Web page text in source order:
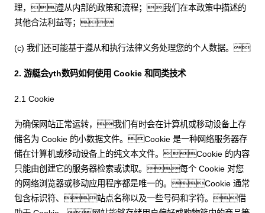
理，遵从内部的政策和流程；我们在本政策中描述的
其他合法利益等；
(c) 我们还可能基于遵从和执行法律义务处理您的个人数据。
2. 游艇会yth数码如何使用 Cookie 和同类技术
2.1 Cookie
为确保网站正常运转，我们有时会在计算机或移动设备上存
储名为 Cookie 的小数据文件。Cookie 是一种网络服务器存
储在计算机或移动设备上的纯文本文件。Cookie 的内容
只能由创建它的服务器检索或读取。每个 Cookie 对您
的网络浏览器或移动应用程序都是唯一的。Cookie 通常
包含标识符、站点名称以及一些号码和字符。借